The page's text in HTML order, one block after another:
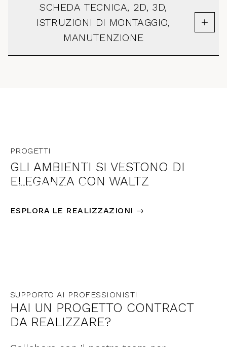
SCHEDA TECNICA, 2D, 3D,
ISTRUZIONI DI MONTAGGIO,
MANUTENZIONE
INTERNO MARCHE
SCOPRI DI PIÙ →
PROGETTI
GLI AMBIENTI SI VESTONO DI
ELEGANZA CON WALTZ
ESPLORA LE REALIZZAZIONI →
SUPPORTO AI PROFESSIONISTI
HAI UN PROGETTO CONTRACT
DA REALIZZARE?